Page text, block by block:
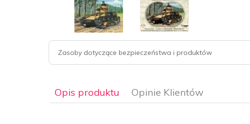
Zasoby dotyczące bezpieczeństwa i produktów
Opis produktu Opinie Klientów